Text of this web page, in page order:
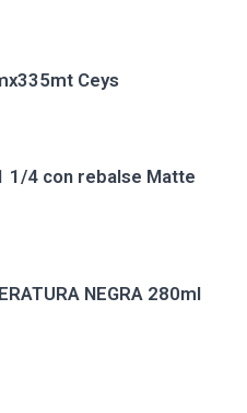
Ceys
1/4 con rebalse Matte
NEGRA 280ml